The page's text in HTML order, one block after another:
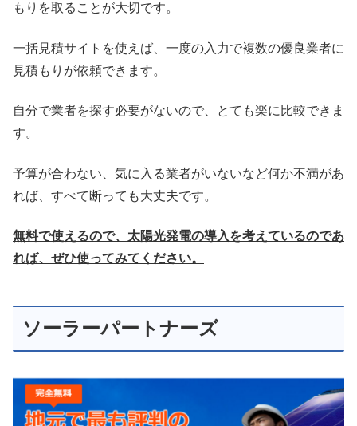
もりを取ることが大切です。
一括見積サイトを使えば、一度の入力で複数の優良業者に
見積もりが依頼できます。
自分で業者を探す必要がないので、とても楽に比較できま
す。
予算が合わない、気に入る業者がいないなど何か不満があ
れば、すべて断っても大丈夫です。
無料で使えるので、太陽光発電の導入を考えているのであ
れば、ぜひ使ってみてください。
ソーラーパートナーズ